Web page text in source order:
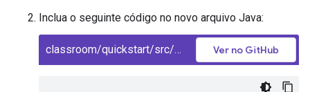
Inclua o seguinte código no novo arquivo Java:
classroom/quickstart/src/main/java/ClassroomQuickstart.java Ver no GitHub